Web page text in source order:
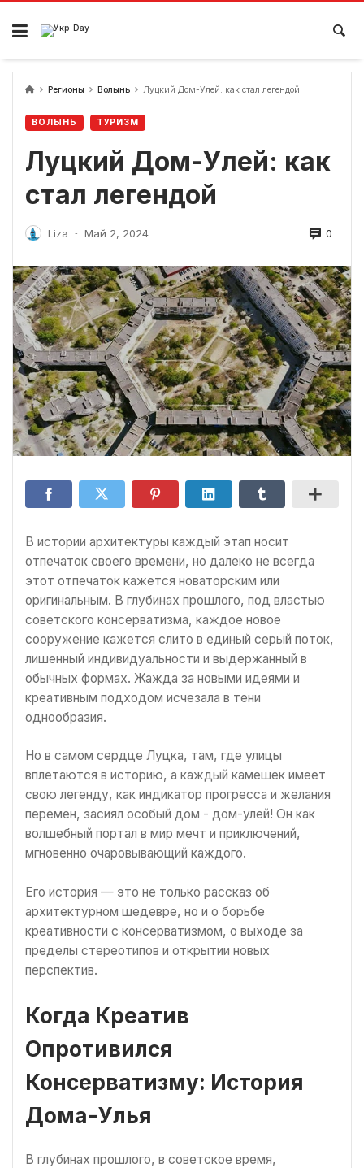
перейти
содержанию
Регионы Волынь Луцкий Дом-Улей: как стал легендой
ВОЛЫНЬ ТУРИЗМ
Луцкий Дом-Улей: как
стал легендой
Liza - Май 2, 2024 0
В истории архитектуры каждый этап носит
отпечаток своего времени, но далеко не всегда
этот отпечаток кажется новаторским или
оригинальным. В глубинах прошлого, под властью
советского консерватизма, каждое новое
сооружение кажется слито в единый серый поток,
лишенный индивидуальности и выдержанный в
обычных формах. Жажда за новыми идеями и
креативным подходом исчезала в тени
однообразия.
Но в самом сердце Луцка, там, где улицы
вплетаются в историю, а каждый камешек имеет
свою легенду, как индикатор прогресса и желания
перемен, засиял особый дом - дом-улей! Он как
волшебный портал в мир мечт и приключений,
мгновенно очаровывающий каждого.
Его история — это не только рассказ об
архитектурном шедевре, но и о борьбе
креативности с консерватизмом, о выходе за
пределы стереотипов и открытии новых
перспектив.
Когда Креатив
Опротивился
Консерватизму: История
Дома-Улья
В глубинах прошлого, в советское время,